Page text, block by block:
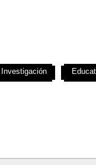
Investigación